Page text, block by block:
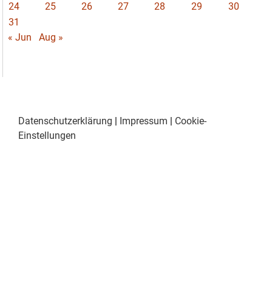
24
25 26 27 28 29
30
31
« Jun
Aug »
Datenschutzerklärung | Impressum | Cookie-
Einstellungen